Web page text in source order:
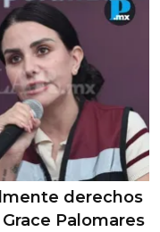
derechos
Palomares